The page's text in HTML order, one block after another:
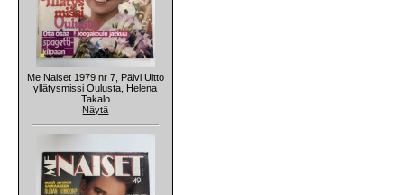
Me Naiset 1979 nr 7, Päivi Uitto
yllätysmissi Oulusta, Helena
Takalo
Näytä